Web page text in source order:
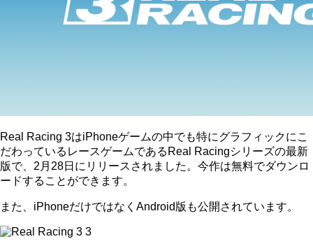
Real Racing 3はiPhoneゲームの中でも特にグラフィックにこ
だわっているレースゲームであるReal Racingシリーズの最新
版で、2月28日にリリースされました。今作は無料でダウンロ
ードすることができます。
また、iPhoneだけではなくAndroid版も公開されています。